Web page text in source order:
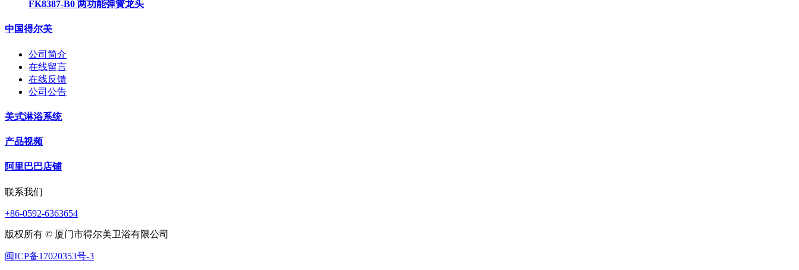
FK8387-B0 两功能弹簧龙头
中国得尔美
公司简介
在线留言
在线反馈
公司公告
美式淋浴系统
产品视频
阿里巴巴店铺
联系我们
+86-0592-6363654
版权所有 © 厦门市得尔美卫浴有限公司
闽ICP备17020353号-3